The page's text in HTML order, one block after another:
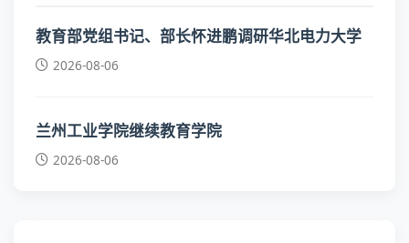
教育部党组书记、部长怀进鹏调研华北电力大学
2026-08-06
兰州工业学院继续教育学院
2026-08-06